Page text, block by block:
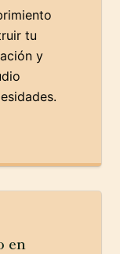
tu
y
en